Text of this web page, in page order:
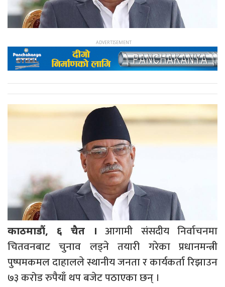
काठमाडौं, ६ चैत ।
आगामी संसदीय निर्वाचनमा
चितवनबाट चुनाव लड्ने तयारी गरेका प्रधानमन्त्री
पुष्पमकमल दाहालले स्थानीय जनता र कार्यकर्ता रिझाउन
७३ करोड रुपैयाँ थप बजेट पठाएका छन् ।